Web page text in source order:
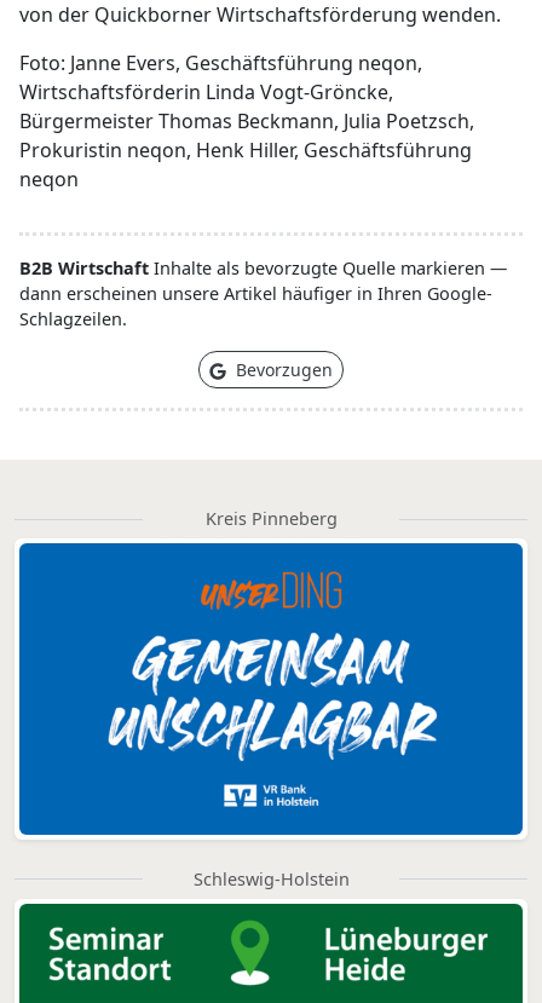
von der Quickborner Wirtschaftsförderung wenden.
Foto: Janne Evers, Geschäftsführung neqon,
Wirtschaftsförderin Linda Vogt-Gröncke,
Bürgermeister Thomas Beckmann, Julia Poetzsch,
Prokuristin neqon, Henk Hiller, Geschäftsführung
neqon
B2B Wirtschaft Inhalte als bevorzugte Quelle markieren —
dann erscheinen unsere Artikel häufiger in Ihren Google-
Schlagzeilen.
Bevorzugen
Kreis Pinneberg
Schleswig-Holstein